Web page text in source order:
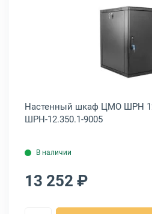
шкаф ITK LINEA W 9U серый, LWR3-
Настенный шкаф ЦМО ШРН
ШРН-12.350.1-9005
В наличии
13 252 ₽